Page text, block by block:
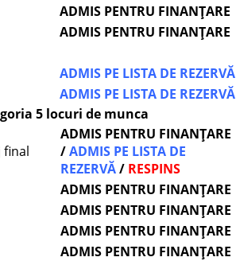
ADMIS PENTRU FINANȚARE
ADMIS PENTRU FINANȚARE
ADMIS PE LISTA DE REZERVĂ
ADMIS PE LISTA DE REZERVĂ
5 locuri de munca
final
ADMIS PENTRU FINANȚARE
/ADMIS PE LISTA DE
REZERVĂ/ RESPINS
ADMIS PENTRU FINANȚARE
ADMIS PENTRU FINANȚARE
ADMIS PENTRU FINANȚARE
ADMIS PENTRU FINANȚARE